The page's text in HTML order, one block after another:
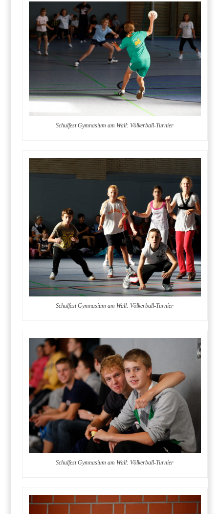
Schulfest Gymnasium am Wall: Völkerball-Turnier
Schulfest Gymnasium am Wall: Völkerball-Turnier
Schulfest Gymnasium am Wall: Völkerball-Turnier